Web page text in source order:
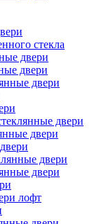
стекла
двери
двери
двери
двери
двери
двери
двери
лофт